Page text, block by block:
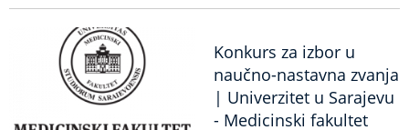
Konkurs za izbor u
naučno-nastavna zvanja
| Univerzitet u Sarajevu
- Medicinski fakultet